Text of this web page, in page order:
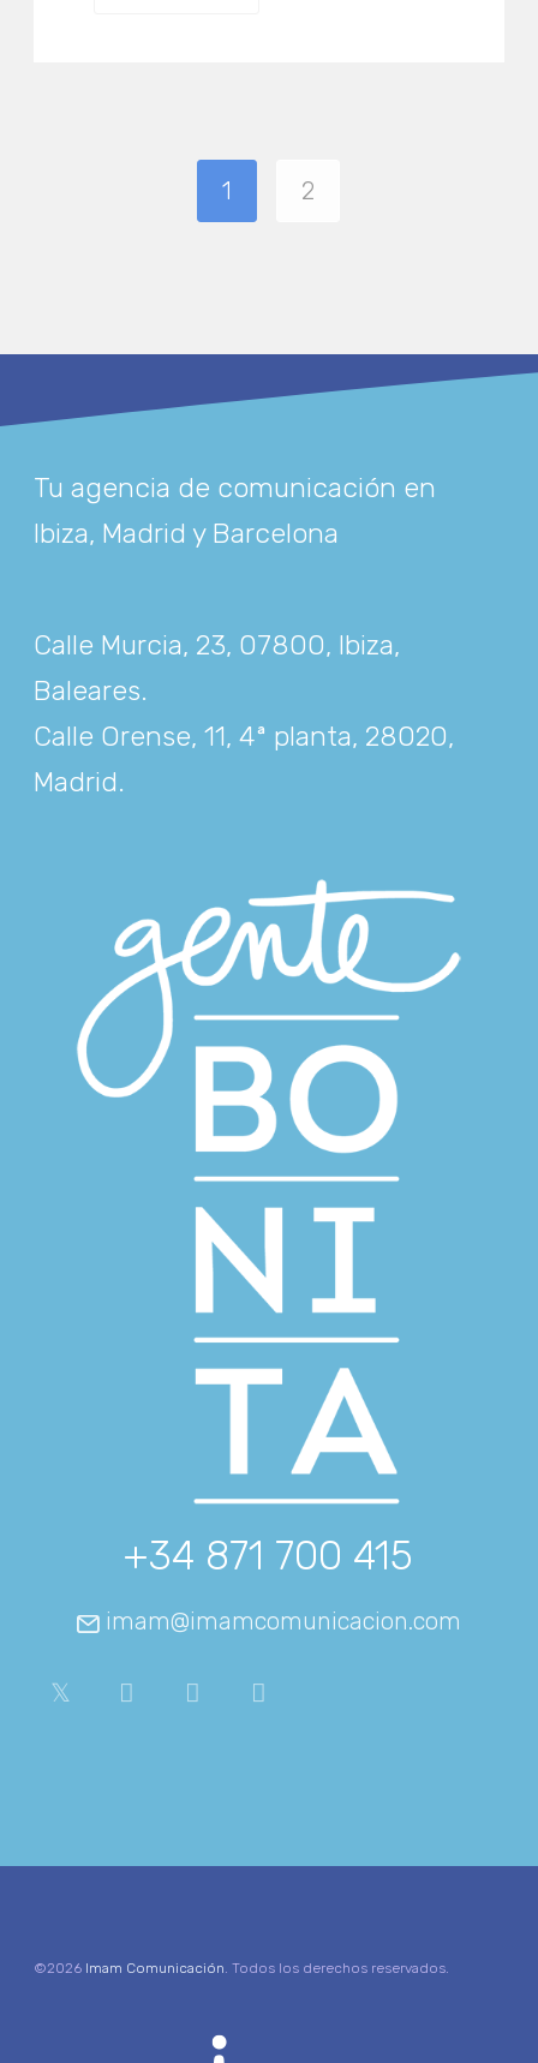
1 2
Tu agencia de comunicación en
Ibiza, Madrid y Barcelona
Calle Murcia, 23, 07800, Ibiza,
Baleares.
Calle Orense, 11, 4ª planta, 28020,
Madrid.
+34 871 700 415
imam@imamcomunicacion.com
©2026 Imam Comunicación. Todos los derechos reservados.